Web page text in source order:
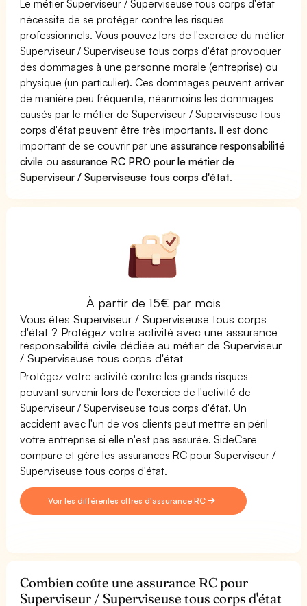
Le métier Superviseur / Superviseuse tous corps d'état
nécessite de se protéger contre les risques
professionnels. Vous pouvez lors de l'exercice du métier
Superviseur / Superviseuse tous corps d'état provoquer
des dommages à une personne morale (entreprise) ou
physique (un particulier). Ces dommages peuvent arriver
de manière peu fréquente, néanmoins les dommages
causés par le métier de Superviseur / Superviseuse tous
corps d'état peuvent être très importants. Il est donc
important de se couvrir par uneassurance responsabilité
civile ouassurance RC PRO pour le métier de
Superviseur / Superviseuse tous corps d'état.
À partir de 15€ par mois
Vous êtes Superviseur / Superviseuse tous corps
d'état ? Protégez votre activité avec une assurance
responsabilité civile dédiée au métier de Superviseur
/ Superviseuse tous corps d'état
Protégez votre activité contre les grands risques
pouvant survenir lors de l'exercice de l'activité de
Superviseur / Superviseuse tous corps d'état. Un
accident avec l'un de vos clients peut mettre en péril
votre entreprise si elle n'est pas assurée. SideCare
compare et gère les assurances RC pour Superviseur /
Superviseuse tous corps d'état.
Voir les différentes offres d'assurance RC
Combien coûte une assurance RC pour
Superviseur / Superviseuse tous corps d'état